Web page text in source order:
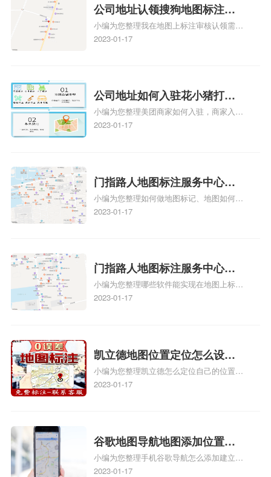
公司地址认领搜狗地图标注多
久审核？公司地址认领地图标
注多久审核？
小编为您整理我在地图上标注审核认领需要
多久、我在地图上标注审核认领需要多久
情可查看下方正文！
2023-01-17
公司地址如何入驻花小猪打车
地图标记？指路人地图标注服
务中心铺如何入驻花小猪打车
小编为您整理美团商家如何入驻，商家入驻
教程、商家如何入驻地图、如何入驻地:、
2023-01-17
门指路人地图标注服务中心如
何做花小猪打车地图位置标
记？门指路人地图标注服务中
小编为您整理如何做地图标记、地图如何做
标记、so搜街景中如何做标记、360e启花贷
关地图标注知识，详情可查看下方正文！
2023-01-17
门指路人地图标注服务中心地
图位置地址标记？门指路人地
图标注服务中心苹果地图位置
小编为您整理哪些软件能实现在地图上标记
门指路人地图标注服务中心位置、门指路人
门指路人地图标注服务中心地址标注上地图
怎么弄相关地图标注知识，详情可查看下方
正文！
2023-01-17
凯立德地图位置定位怎么设置
自己的指路人地图标注服务中
心名？凯立德地图位置定位怎
小编为您整理凯立德怎么定位自己的位置
啊、手机凯立德地图定位怎么设置往上走、
地图标注服务中心铺招牌相关地图标注知
识，详情可查看下方正文！
2023-01-17
谷歌地图导航地图添加位置？
添加谷歌地图导航位置？
小编为您整理手机谷歌导航怎么添加建立多
人位置、如何在地图，谷歌地图添加公司位
2023-01-17